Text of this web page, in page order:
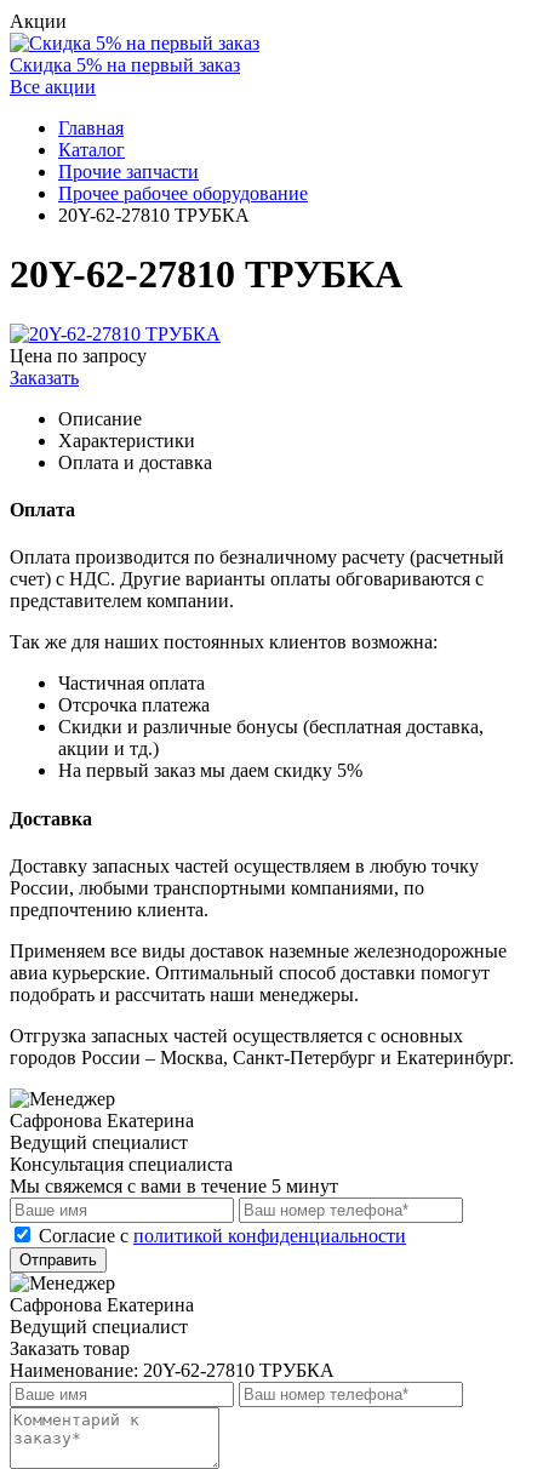
Акции
Скидка 5% на первый заказ
Все акции
Главная
Каталог
Прочие запчасти
Прочее рабочее оборудование
20Y-62-27810 ТРУБКА
20Y-62-27810 ТРУБКА
Цена по запросу
Заказать
Описание
Характеристики
Оплата и доставка
Оплата
Оплата производится по безналичному расчету (расчетный
счет) с НДС. Другие варианты оплаты обговариваются с
представителем компании.
Так же для наших постоянных клиентов возможна:
Частичная оплата
Отсрочка платежа
Cкидки и различные бонусы (бесплатная доставка,
акции и тд.)
На первый заказ мы даем скидку 5%
Доставка
Доставку запасных частей осуществляем в любую точку
России, любыми транспортными компаниями, по
предпочтению клиента.
Применяем все виды доставок наземные железнодорожные
авиа курьерские. Оптимальный способ доставки помогут
подобрать и рассчитать наши менеджеры.
Отгрузка запасных частей осуществляется с основных
городов России – Москва, Санкт-Петербург и Екатеринбург.
Сафронова Екатерина
Ведущий специалист
Консультация специалиста
Мы свяжемся с вами в течение 5 минут
Cогласие с политикой конфиденциальности
Отправить
Сафронова Екатерина
Ведущий специалист
Заказать товар
Наименование: 20Y-62-27810 ТРУБКА